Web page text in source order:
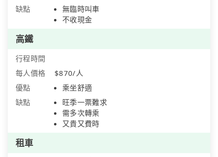
缺點
無臨時叫車
不收現金
高鐵
行程時間
每人價格
$870/人
優點
乘坐舒適
缺點
旺季一票難求
需多次轉乘
又貴又費時
租車